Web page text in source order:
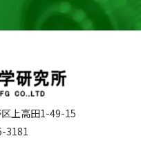
上高田1-49-15
3181